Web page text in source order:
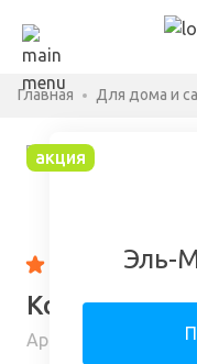
Эль-
Главная Для дома и
акция
4.92
Корнефит +
Арт: 34777320-12-